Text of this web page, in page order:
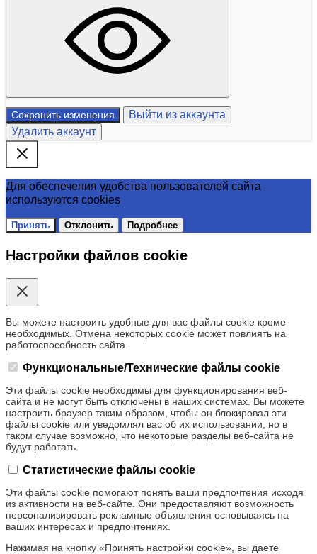
Сохранить изменения
Выйти из аккаунта
Удалить аккаунт
Для обеспечения удобства пользователей сайта
используются cookies
Принять Отклонить Подробнее
Настройки файлов cookie
Вы можете настроить удобные для вас файлы cookie кроме
необходимых. Отмена некоторых cookie может повлиять на
работоспособность сайта.
Функциональные/Технические файлы cookie
Эти файлы cookie необходимы для функционирования веб-
сайта и не могут быть отключены в наших системах. Вы можете
настроить браузер таким образом, чтобы он блокировал эти
файлы cookie или уведомлял вас об их использовании, но в
таком случае возможно, что некоторые разделы веб-сайта не
будут работать.
Статистические файлы cookie
Эти файлы cookie помогают понять ваши предпочтения исходя
из активности на веб-сайте. Они предоставляют возможность
персонализировать рекламные объявления основываясь на
ваших интересах и предпочтениях.
Нажимая на кнопку «Принять настройки cookie», вы даёте